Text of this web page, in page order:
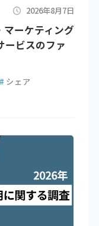
2026年8月7日
ーケティング
ービスのファ
# シェア